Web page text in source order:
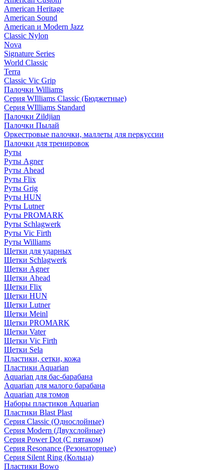
American Heritage
American Sound
American и Modern Jazz
Classic Nylon
Nova
Signature Series
World Classic
Terra
Classic Vic Grip
Палочки Williams
Серия WIlliams Classic (Бюджетные)
Серия WIlliams Standard
Палочки Zildjian
Палочки Пылай
Оркестровые палочки, маллеты для перкуссии
Палочки для тренировок
Руты
Руты Agner
Руты Ahead
Руты Flix
Руты Grig
Руты HUN
Руты Lutner
Руты PROMARK
Руты Schlagwerk
Руты Vic Firth
Руты Williams
Щетки для ударных
Щетки Schlagwerk
Щетки Agner
Щетки Ahead
Щетки Flix
Щетки HUN
Щетки Lutner
Щетки Meinl
Щетки PROMARK
Щетки Vater
Щетки Vic Firth
Щетки Sela
Пластики, сетки, кожа
Пластики Aquarian
Aquarian для бас-барабана
Aquarian для малого барабана
Aquarian для томов
Наборы пластиков Aquarian
Пластики Blast Plast
Серия Classic (Однослойные)
Серия Modern (Двухслойные)
Серия Power Dot (С пятаком)
Серия Resonance (Резонаторные)
Серия Silent Ring (Кольца)
Пластики Bowo